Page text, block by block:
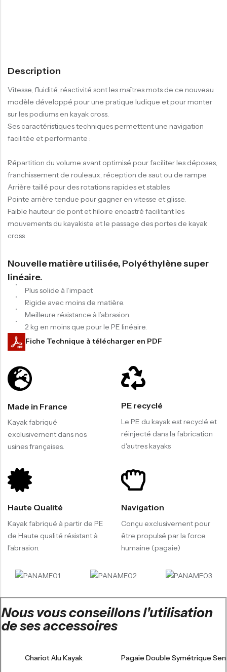
Description
Vitesse, fluidité, réactivité sont les maîtres mots de ce nouveau
modèle développé pour une pratique ludique et pour monter
sur les podiums en kayak cross.
Ses caractéristiques techniques permettent une navigation
facilitée et performante :
Répartition du volume avant optimisé pour faciliter les déposes,
franchissement de rouleaux, réception de saut ou de rampe.
Arrière taillé pour des rotations rapides et stables
Pointe arrière tendue pour gagner en vitesse et glisse.
Faible hauteur de pont et hiloire encastré facilitant les
mouvements du kayakiste et le passage des portes de kayak
cross
Nouvelle matière utilisée, Polyéthylène super
linéaire.
Plus solide à l’impact
Rigide avec moins de matière.
Meilleure résistance à l’abrasion.
2 kg en moins que pour le PE linéaire.
Fiche Technique à télécharger en PDF
Made in France
Kayak fabriqué
exclusivement dans nos
usines françaises.
PE recyclé
Le PE du kayak est recyclé et
réinjecté dans la fabrication
d'autres kayaks
Haute Qualité
Kayak fabriqué à partir de PE
de Haute qualité résistant à
l'abrasion.
Navigation
Conçu exclusivement pour
être propulsé par la force
humaine (pagaie)
Nous vous conseillons l'utilisation
de ses accessoires
Chariot Alu Kayak Pagaie Double Symétrique